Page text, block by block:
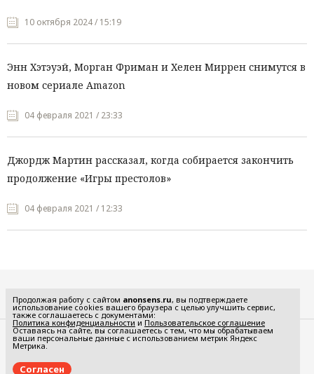
10 октября 2024 / 15:19
Энн Хэтэуэй, Морган Фриман и Хелен Миррен снимутся в
новом сериале Amazon
04 февраля 2021 / 23:33
Джордж Мартин рассказал, когда собирается закончить
продолжение «Игры престолов»
04 февраля 2021 / 12:33
Редакция
Реклама
Продолжая работу с сайтом anonsens.ru, вы подтверждаете
использование cookies вашего браузера с целью улучшить сервис,
также соглашаетесь с документами:
Политика конфиденциальности и Пользовательское соглашение
Оставаясь на сайте, вы соглашаетесь с тем, что мы обрабатываем
ваши персональные данные с использованием метрик Яндекс
Метрика.
Согласен